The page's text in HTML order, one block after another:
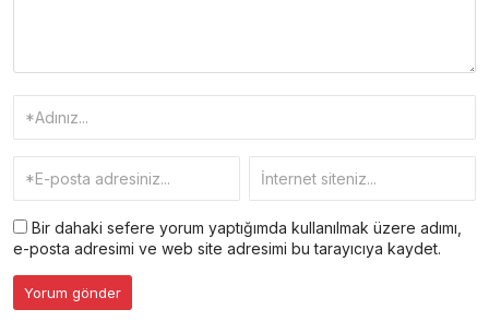
Bir dahaki sefere yorum yaptığımda kullanılmak üzere adımı,
e-posta adresimi ve web site adresimi bu tarayıcıya kaydet.